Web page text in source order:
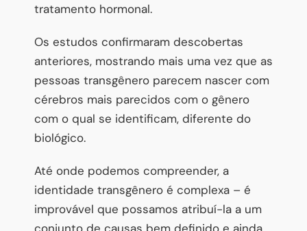
tratamento hormonal.
Os estudos confirmaram descobertas
anteriores, mostrando mais uma vez que as
pessoas transgênero parecem nascer com
cérebros mais parecidos com o gênero
com o qual se identificam, diferente do
biológico.
Até onde podemos compreender, a
identidade transgênero é complexa – é
improvável que possamos atribuí-la a um